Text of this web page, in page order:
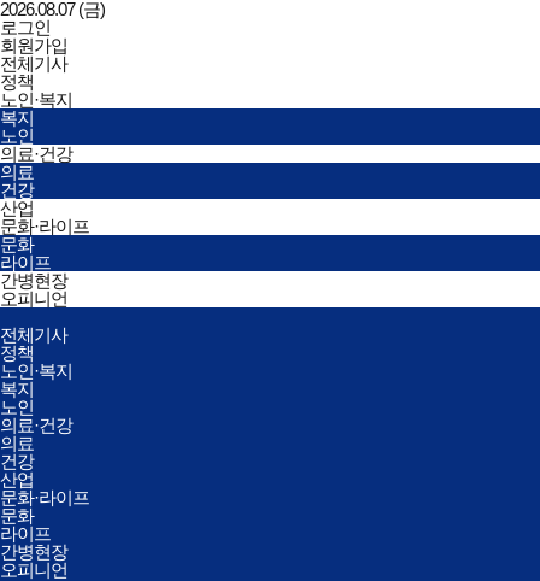
2026.08.07 (금)
로그인
회원가입
한국간병신문
전체기사
정책
노인·복지
복지
노인
의료·건강
의료
건강
산업
문화·라이프
문화
라이프
간병현장
오피니언
전체메뉴
열기/
닫기
전체기사
정책
노인·복지
복지
노인
의료·건강
의료
건강
산업
문화·라이프
문화
라이프
간병현장
오피니언